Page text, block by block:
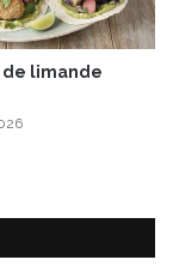
de limande